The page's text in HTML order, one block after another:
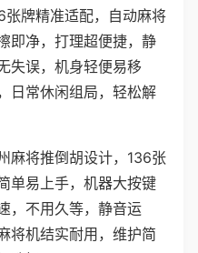
牌精准适配，自动麻将
即净，打理超便捷，静
失误，机身轻便易移
日常休闲组局，轻松解
麻将推倒胡设计，136张
单易上手，机器大按键
，不用久等，静音运
将机结实耐用，维护简